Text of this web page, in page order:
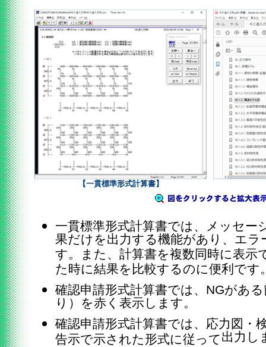
【一貫標準形式計算書】
一貫標準形式計算書では、メッセー
果だけを出力する機能があり、エ
す。また、計算書を複数同時に表示
た時に結果を比較するのに便利です
確認申請形式計算書では、NGがあ
り）を赤く表示します。
確認申請形式計算書では、応力図・
告示で示された形式に従って出力し